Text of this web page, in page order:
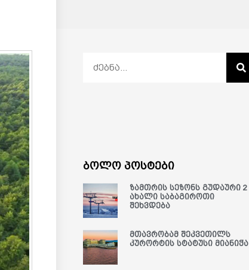
ბოლო პოსტები
ზამთრის სეზონს გუდაური 2
ახალი საბაგიროთი
შეხვდება
მთავრობამ შეკვეთილს
კურორტის სტატუსი მიანიჭა